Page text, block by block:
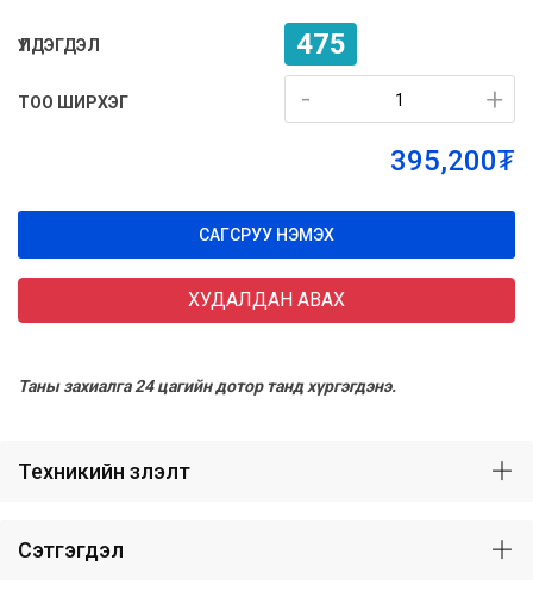
ҮЛДЭГДЭЛ 475
ТОО ШИРХЭГ +
- +
-
395,200₮
САГСРУУ НЭМЭХ
ХУДАЛДАН АВАХ
Таны захиалга 24 цагийн дотор танд хүргэгдэнэ.
Техникийн үзүүлэлт
Сэтгэгдэл